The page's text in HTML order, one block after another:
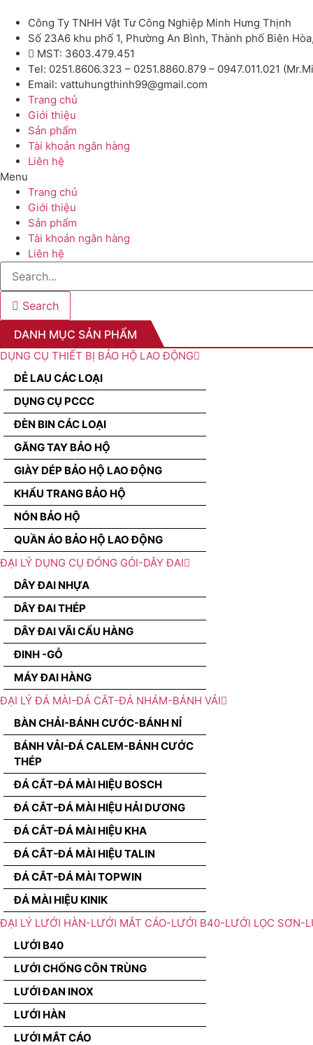
Công Ty TNHH Vật Tư Công Nghiệp Minh Hưng Thịnh
Số 23A6 khu phố 1, Phường An Bình, Thành phố Biên
MST: 3603.479.451
Tel: 0251.8606.323 – 0251.8860.879 – 0947.011.021
Email: vattuhungthinh99@gmail.com
Trang chủ
Giới thiệu
Sản phẩm
Tài khoản ngân hàng
Liên hệ
Menu
Trang chủ
Giới thiệu
Sản phẩm
Tài khoản ngân hàng
Liên hệ
Search
DANH MỤC SẢN PHẨM
DỤNG CỤ THIẾT BỊ BẢO HỘ LAO ĐỘNG
DẺ LAU CÁC LOẠI
DỤNG CỤ PCCC
ĐÈN BIN CÁC LOẠI
GĂNG TAY BẢO HỘ
GIÀY DÉP BẢO HỘ LAO ĐỘNG
KHẨU TRANG BẢO HỘ
NÓN BẢO HỘ
QUẦN ÁO BẢO HỘ LAO ĐỘNG
ĐẠI LÝ DỤNG CỤ ĐÓNG GÓI-DÂY ĐAI
DÂY ĐAI NHỰA
DÂY ĐAI THÉP
DÂY ĐAI VÃI CẨU HÀNG
ĐINH -GỖ
MÁY ĐAI HÀNG
ĐẠI LÝ ĐÁ MÀI-ĐÁ CẮT-ĐÁ NHÁM-BÁNH VẢI
BÀN CHẢI-BÁNH CƯỚC-BÁNH NỈ
BÁNH VẢI-ĐÁ CALEM-BÁNH CƯỚC
THÉP
ĐÁ CẮT-ĐÁ MÀI HIỆU BOSCH
ĐÁ CẮT-ĐÁ MÀI HIỆU HẢI DƯƠNG
ĐÁ CẮT-ĐÁ MÀI HIỆU KHA
ĐÁ CẮT-ĐÁ MÀI HIỆU TALIN
ĐÁ CẮT-ĐÁ MÀI TOPWIN
ĐÁ MÀI HIỆU KINIK
ĐẠI LÝ LƯỚI HÀN-LƯỚI MẮT CÁO-LƯỚI B40-LƯỚI LỌC SƠN-
LƯỚI B40
LƯỚI CHỐNG CÔN TRÙNG
LƯỚI ĐAN INOX
LƯỚI HÀN
LƯỚI MẮT CÁO